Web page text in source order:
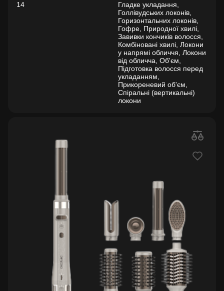
14
Гладке укладання,
Голлівудських локонів,
Горизонтальних локонів,
Гофре, Природної хвилі,
Завивки кончиків волосся,
Комбіновані хвилі, Локони
у напрямі обличчя, Локони
від обличча, Об'єм,
Підготовка волосся перед
укладанням,
Прикореневий об'єм,
Спіральні (вертикальні)
локони